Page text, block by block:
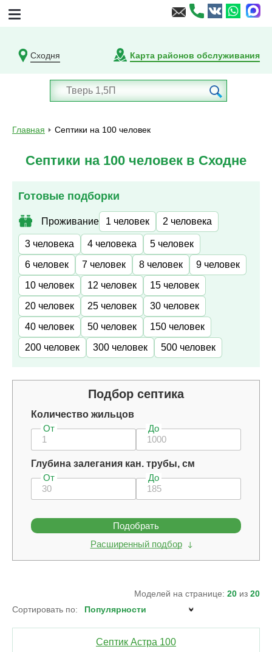
Сходня Карта районов обслуживания
Главная Септики на 100 человек
Септики на 100 человек в Сходне
Готовые подборки
Проживание 1 человек 2 человека
3 человека 4 человека
5 человек
6 человек
7 человек 8 человек
9 человек
10 человек
12 человек
15 человек
20 человек
25 человек
30 человек
40 человек
50 человек
150 человек
200 человек
300 человек 500 человек
Подбор септика
Количество жильцов
От
До
Глубина залегания кан. трубы, см
От
До
Подобрать
Расширенный подбор
Моделей на странице: 20 из 20
Сортировать по:
Септик Астра 100